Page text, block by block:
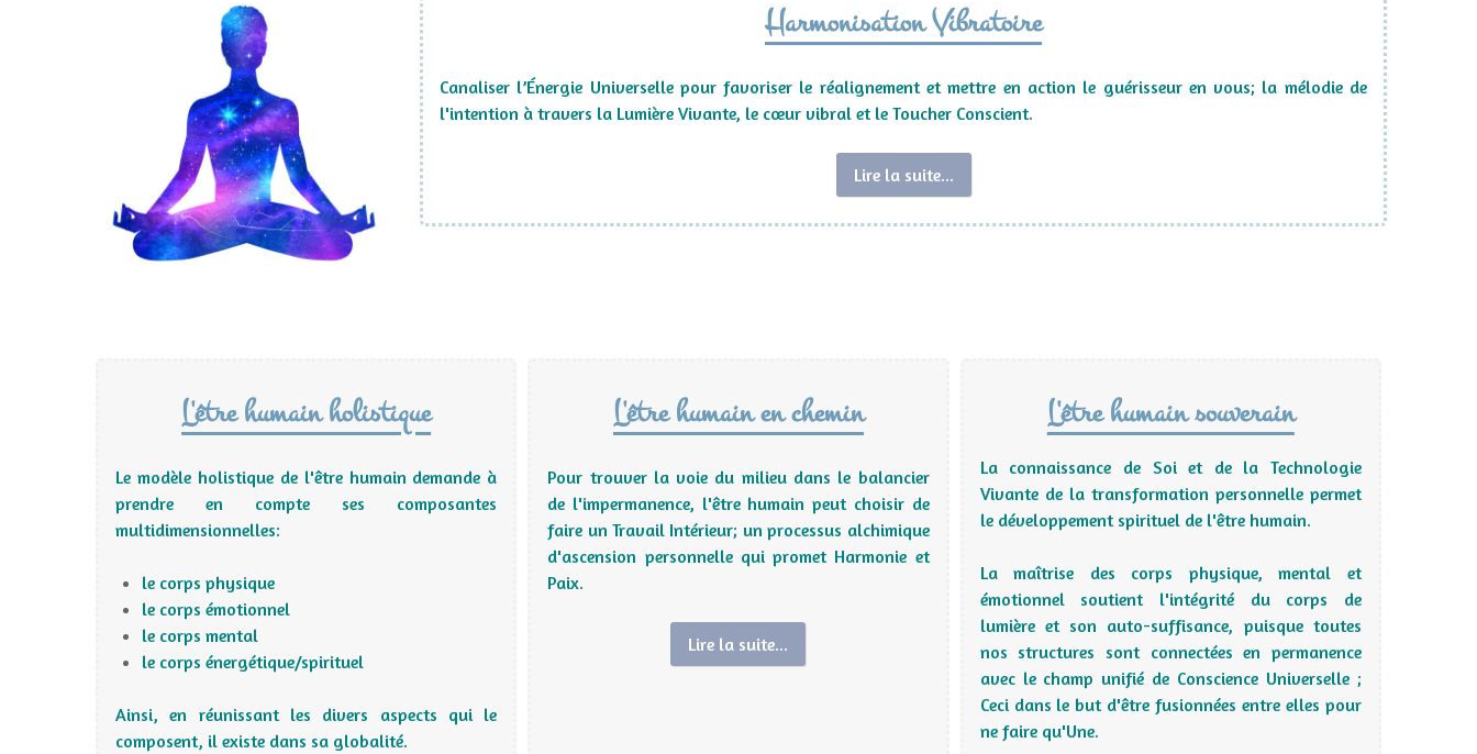
Harmonisation Vibratoire
Canaliser l’Énergie Universelle pour favoriser le réalignement et mettre en action le guérisseur en vous; la mélodie de
l'intention à travers la Lumière Vivante, le cœur vibral et le Toucher Conscient.
Lire la suite...
L'être humain holistique
Le modèle holistique de l'être humain demande à
prendre en compte ses composantes
multidimensionnelles:
le corps physique
le corps émotionnel
le corps mental
le corps énergétique/spirituel
Ainsi, en réunissant les divers aspects qui le
composent, il existe dans sa globalité.
L'être humain en chemin
Pour trouver la voie du milieu dans le balancier
de l'impermanence, l'être humain peut choisir de
faire un Travail Intérieur; un processus alchimique
d'ascension personnelle qui promet Harmonie et
Paix.
Lire la suite...
L'être humain souverain
La connaissance de Soi et de la Technologie
Vivante de la transformation personnelle permet
le développement spirituel de l'être humain.
La maîtrise des corps physique, mental et
émotionnel soutient l'intégrité du corps de
lumière et son auto-suffisance, puisque toutes
nos structures sont connectéesen permanence
avec le champ unifié de Conscience Universelle ;
Ceci dans le but d'être fusionnées entre elles pour
ne faire qu'Une.